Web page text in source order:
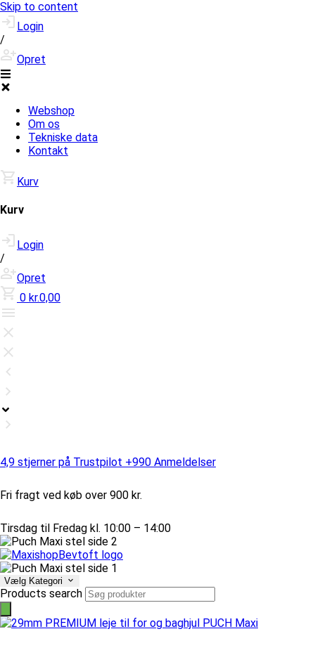
Skip to content
Login
/
Opret
Webshop
Om os
Tekniske data
Kontakt
Kurv
Kurv
Login
/
Opret
0 kr.0,00
4,9 stjerner på Trustpilot +990 Anmeldelser
Fri fragt ved køb over 900 kr.
Tirsdag til Fredag kl. 10:00 – 14:00
Vælg Kategori
Products search